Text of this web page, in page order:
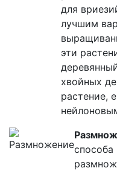
для
лучшим
эти
хвойных
растение,
способа